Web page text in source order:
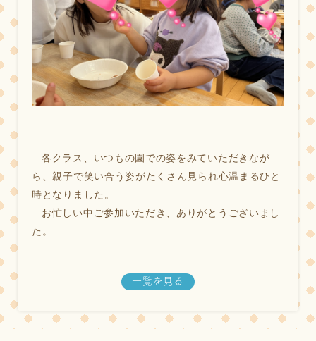
各クラス、いつもの園での姿をみていただきなが
ら、親子で笑い合う姿がたくさん見られ心温まるひと
時となりました。
お忙しい中ご参加いただき、ありがとうございまし
た。
一覧を見る